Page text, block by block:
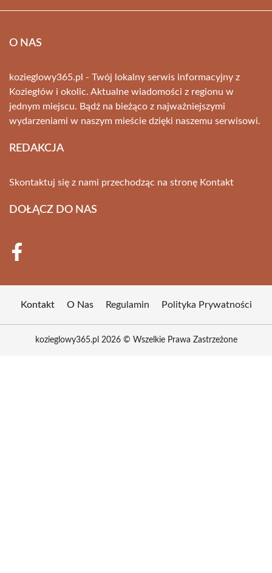
O NAS
kozieglowy365.pl - Twój lokalny serwis informacyjny z
Koziegłów i okolic. Aktualne wiadomości z regionu w
jednym miejscu. Bądź na bieżąco z najważniejszymi
wydarzeniami w naszym mieście dzięki naszemu serwisowi.
REDAKCJA
Skontaktuj się z nami przechodząc na stronę Kontakt
DOŁĄCZ DO NAS
Kontakt O Nas Regulamin Polityka Prywatności
kozieglowy365.pl 2026 © Wszelkie Prawa Zastrzeżone